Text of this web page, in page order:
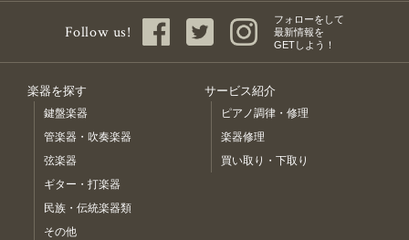
Follow us!
フォローをして
最新情報を
GETしよう！
楽器を探す
鍵盤楽器
管楽器・吹奏楽器
弦楽器
ギター・打楽器
民族・伝統楽器類
その他
サービス紹介
ピアノ調律・修理
楽器修理
買い取り・下取り